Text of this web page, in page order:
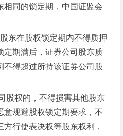
相同的锁定期，中国证监会
定期满后，证券公司股东质
不得超过所持该证券公司股
意规避股权锁定期要求，不
行使表决权等股东权利，